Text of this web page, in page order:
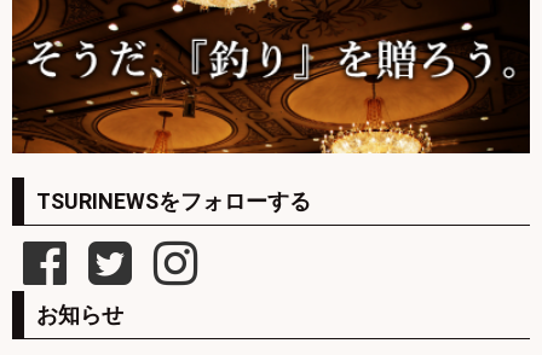
TSURINEWSをフォローする
お知らせ